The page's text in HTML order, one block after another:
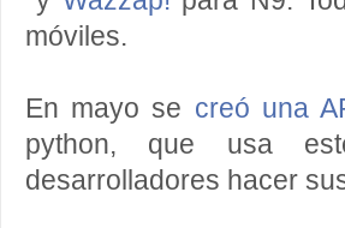
móviles.
En mayo se creó una
python, que usa
desarrolladores hacer